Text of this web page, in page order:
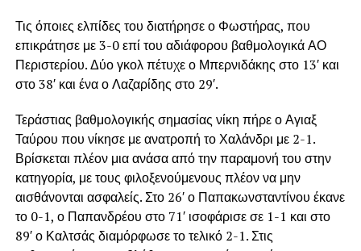
Τις όποιες ελπίδες του διατήρησε ο Φωστήρας, που
επικράτησε με 3-0 επί του αδιάφορου βαθμολογικά ΑΟ
Περιστερίου. Δύο γκολ πέτυχε ο Μπερνιδάκης στο 13′ και
στο 38′ και ένα ο Λαζαρίδης στο 29′.
Τεράστιας βαθμολογικής σημασίας νίκη πήρε ο Αγιαξ
Ταύρου που νίκησε με ανατροπή το Χαλάνδρι με 2-1.
Βρίσκεται πλέον μια ανάσα από την παραμονή του στην
κατηγορία, με τους φιλοξενούμενους πλέον να μην
αισθάνονται ασφαλείς. Στο 26′ ο Παπακωνσταντίνου έκανε
το 0-1, ο Παπανδρέου στο 71′ ισοφάρισε σε 1-1 και στο
89′ ο Καλτσάς διαμόρφωσε το τελικό 2-1. Στις